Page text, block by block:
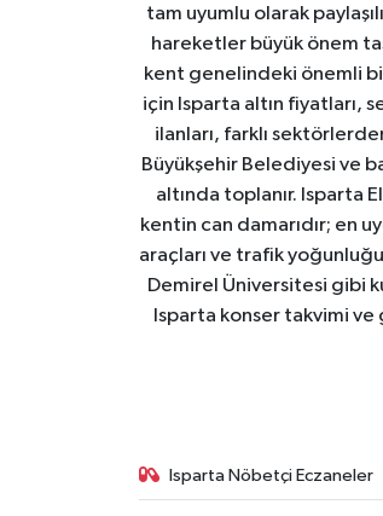
tam uyumlu olarak
hareketler büyük önem
kent genelindeki önemli
için Isparta altın fiyatları,
ilanları, farklı
Büyükşehir Belediyesi ve
altında toplanır. Isparta
kentin can damarıdır; en
araçları ve trafik
Demirel Üniversitesi gibi
Isparta konser takvimi
Isparta Nöbetçi Eczaneler